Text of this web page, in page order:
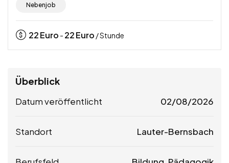
Nebenjob
22Euro - 22Euro / Stunde
Überblick
Datum veröffentlicht 02/08/2026
Standort Lauter-Bernsbach